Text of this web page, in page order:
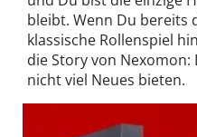
bleibt. Wenn Du bereits
klassische Rollenspiel
die Story von
nicht viel Neues bieten.